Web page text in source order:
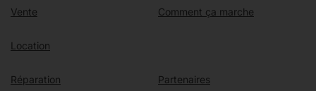
Vente
Location
Comment ça marche
Réparation Partenaires